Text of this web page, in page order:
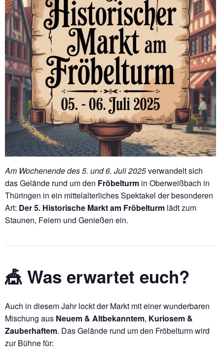
Am Wochenende des 5. und 6. Juli 2025verwandelt sich
das Gelände rund um den Fröbelturm in Oberweißbach in
Thüringen in ein mittelalterliches Spektakel der besonderen
Art: Der 5. Historische Markt am Fröbelturm lädt zum
Staunen, Feiern und Genießen ein.
🎪 Was erwartet euch?
Auch in diesem Jahr lockt der Markt mit einer wunderbaren
Mischung aus Neuem & Altbekanntem, Kuriosem &
Zauberhaftem. Das Gelände rund um den Fröbelturm wird
zur Bühne für: